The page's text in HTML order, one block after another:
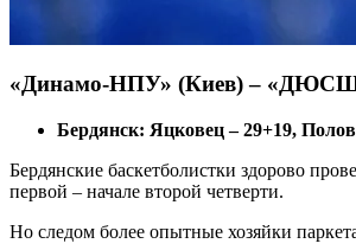
«Динамо-НПУ» (Киев) – «ДЮСШ-
Бердянск: Яцковец – 29+19,
Бердянские баскетболистки здорово
первой – начале второй четверти.
Но следом более опытные хозяйки